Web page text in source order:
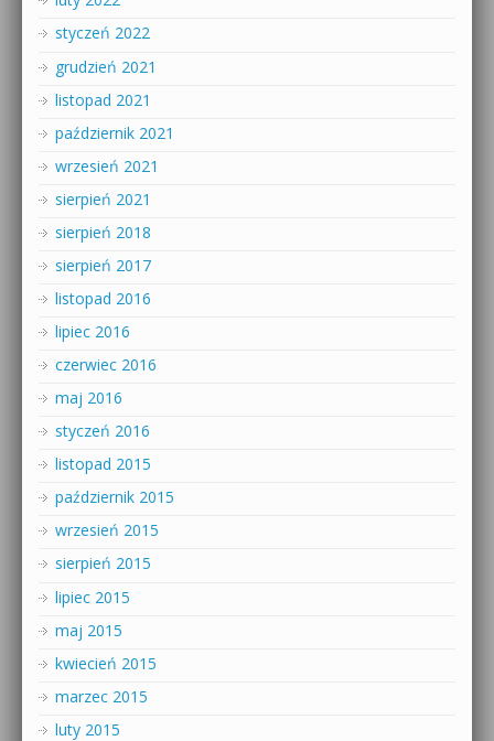
styczeń 2022
grudzień 2021
listopad 2021
październik 2021
wrzesień 2021
sierpień 2021
sierpień 2018
sierpień 2017
listopad 2016
lipiec 2016
czerwiec 2016
maj 2016
styczeń 2016
listopad 2015
październik 2015
wrzesień 2015
sierpień 2015
lipiec 2015
maj 2015
kwiecień 2015
marzec 2015
luty 2015